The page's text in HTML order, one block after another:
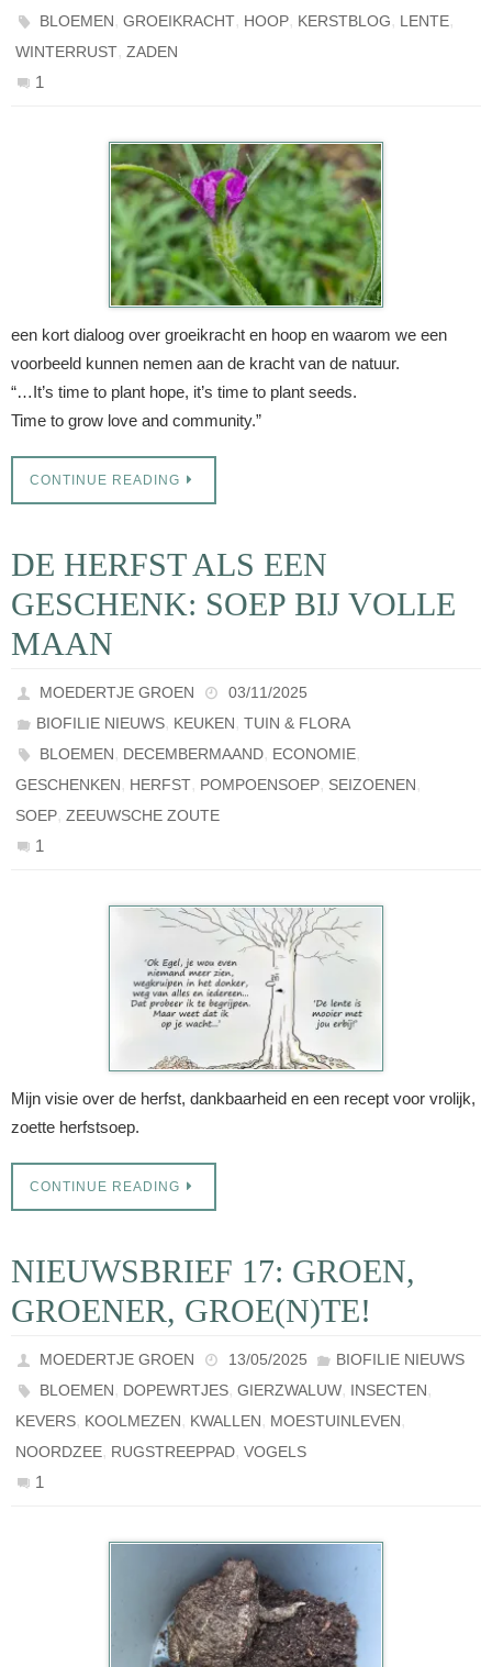
BLOEMEN,GROEIKRACHT, HOOP, KERSTBLOG, LENTE,
WINTERRUST, ZADEN
1
een kort dialoog over groeikracht en hoop en waarom we een
voorbeeld kunnen nemen aan de kracht van de natuur.
“…It’s time to plant hope, it’s time to plant seeds.
Time to grow love and community.”
CONTINUE READING
DE HERFST ALS EEN
GESCHENK: SOEP BIJ VOLLE
MAAN
MOEDERTJE GROEN
03/11/2025
BIOFILIE NIEUWS, KEUKEN,TUIN & FLORA
BLOEMEN, DECEMBERMAAND, ECONOMIE,
GESCHENKEN, HERFST, POMPOENSOEP, SEIZOENEN,
SOEP, ZEEUWSCHE ZOUTE
1
Mijn visie over de herfst, dankbaarheid en een recept voor vrolijk,
zoette herfstsoep.
CONTINUE READING
NIEUWSBRIEF 17: GROEN,
GROENER, GROE(N)TE!
MOEDERTJE GROEN 13/05/2025
BIOFILIE NIEUWS
BLOEMEN, DOPEWRTJES,GIERZWALUW, INSECTEN,
KEVERS, KOOLMEZEN, KWALLEN, MOESTUINLEVEN,
NOORDZEE, RUGSTREEPPAD, VOGELS
1